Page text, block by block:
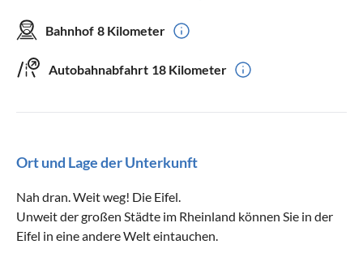
Bahnhof 8 Kilometer
Autobahnabfahrt 18 Kilometer
Ort und Lage der Unterkunft
Nah dran. Weit weg! Die Eifel.
Unweit der großen Städte im Rheinland können Sie in der
Eifel in eine andere Welt eintauchen.